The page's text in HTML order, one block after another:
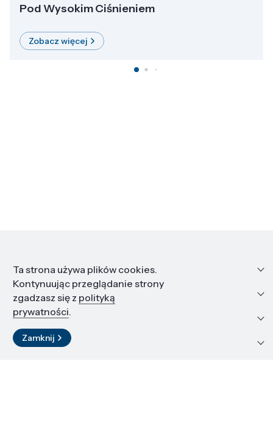
Pod Wysokim Ciśnieniem
Zobacz więcej
Informacje
Edukacja i kariera
Zasoby i materiały
Kontakt
Ta strona używa plików cookies.
Kontynuując przeglądanie strony
zgadzasz się z polityką
prywatności.
Zamknij